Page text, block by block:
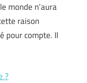
monde n’aura
raison
pour compte. Il
?